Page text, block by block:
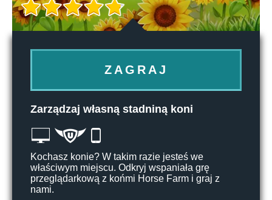
ZAGRAJ
Zarządzaj własną stadniną koni
Kochasz konie? W takim razie jesteś we
właściwym miejscu. Odkryj wspaniała grę
przeglądarkową z końmi Horse Farm i graj z
nami.